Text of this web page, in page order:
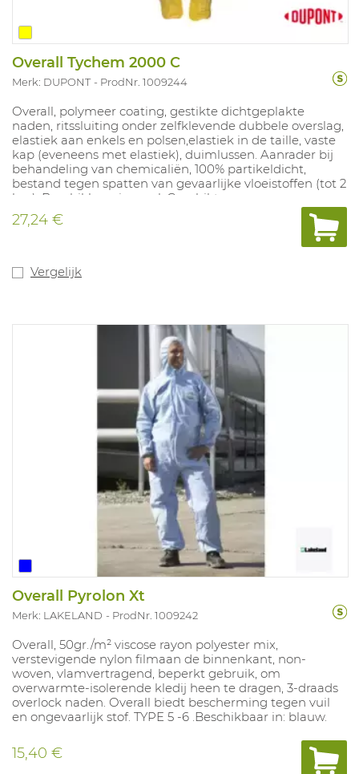
Overall Tychem 2000 C
Merk: DUPONT ProdNr. 1009244
Overall, polymeer coating, gestikte dichtgeplakte
naden, ritssluiting onder zelfklevende dubbele overslag,
elastiek aan enkels en polsen,elastiek in de taille, vaste
kap (eveneens met elastiek), duimlussen. Aanrader bij
behandeling van chemicaliën, 100% partikeldicht,
bestand tegen spatten van gevaarlijke vloeistoffen (tot 2
bar). Beschikbaar in: geel. Geschikt voor
geconcentreerde anorganische stoffen, logen en
zoutoplossingen, toepassingen in (petro)chemische
bedrijven. In overeenstemming met: Type 3-4-5 en 6, EN
27,24 €
Vergelijk
Overall Pyrolon Xt
Merk: LAKELAND ProdNr. 1009242
Overall, 50gr./m² viscose rayon polyester mix,
verstevigende nylon filmaan de binnenkant, non-
woven, vlamvertragend, beperkt gebruik, om
overwarmte-isolerende kledij heen te dragen, 3-draads
overlock naden. Overall biedt bescherming tegen vuil
en ongevaarlijk stof. TYPE 5 -6 .Beschikbaar in: blauw.
15,40 €